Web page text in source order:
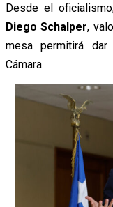
Desde el
Diego Schalper,
mesa permitirá
Cámara.